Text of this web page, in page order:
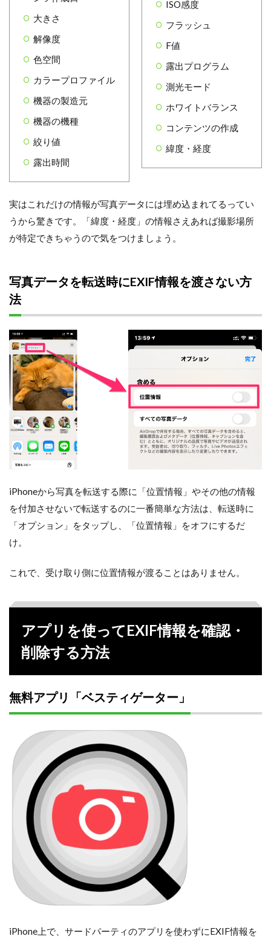
大きさ
解像度
色空間
カラープロファイル
機器の製造元
機器の機種
絞り値
露出時間
ISO感度
フラッシュ
F値
露出プログラム
測光モード
ホワイトバランス
コンテンツの作成
緯度・経度
実はこれだけの情報が写真データには埋め込まれてるってい
うから驚きです。「緯度・経度」の情報さえあれば撮影場所
が特定できちゃうので気をつけましょう。
写真データを転送時にEXIF情報を渡さない方
法
iPhoneから写真を転送する際に「位置情報」やその他の情報
を付加させないで転送するのに一番簡単な方法は、転送時に
「オプション」をタップし、「位置情報」をオフにするだ
け。
これで、受け取り側に位置情報が渡ることはありません。
アプリを使ってEXIF情報を確認・
削除する方法
無料アプリ「ベスティゲーター」
iPhone上で、サードパーティのアプリを使わずにEXIF情報を